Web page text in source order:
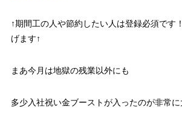
↑期間工の人や節約したい人は登録必須です
げます↑
まあ今月は地獄の残業以外にも
多少入社祝い金ブーストが入ったのが非常に